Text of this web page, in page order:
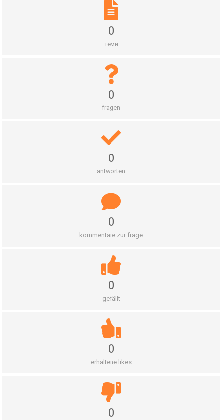
0
теми
0
fragen
0
antworten
0
kommentare zur frage
0
gefällt
0
erhaltene likes
0